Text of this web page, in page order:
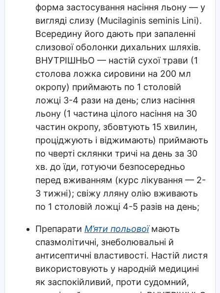
форма застосування насіння льону — у
вигляді слизу (Mucilaginis seminis Lini).
Всередину його дають при запаленні
слизової оболонки дихальних шляхів.
ВНУТРІШНЬО — настій сухої трави (1
столова ложка сировини на 200 мл
окропу) приймають по 1 столовій
ложці 3-4 рази на день; слиз насіння
льону (1 частина цілого насіння на 30
частин окропу, збовтують 15 хвилин,
проціджують і віджимають) приймають
по чверті склянки тричі на день за 30
хв. до їди, готуючи безпосередньо
перед вживанням (курс лікування — 2-
3 тижні); свіжу лляну олію вживають
по 1 столовій ложці 4-5 разів на день;
Препарати М’яти польовоїмають
спазмолітичні, знеболювальні й
антисептичні властивості. Настій листя
використовують у народній медицині
як заспокійливий, проти судомний,